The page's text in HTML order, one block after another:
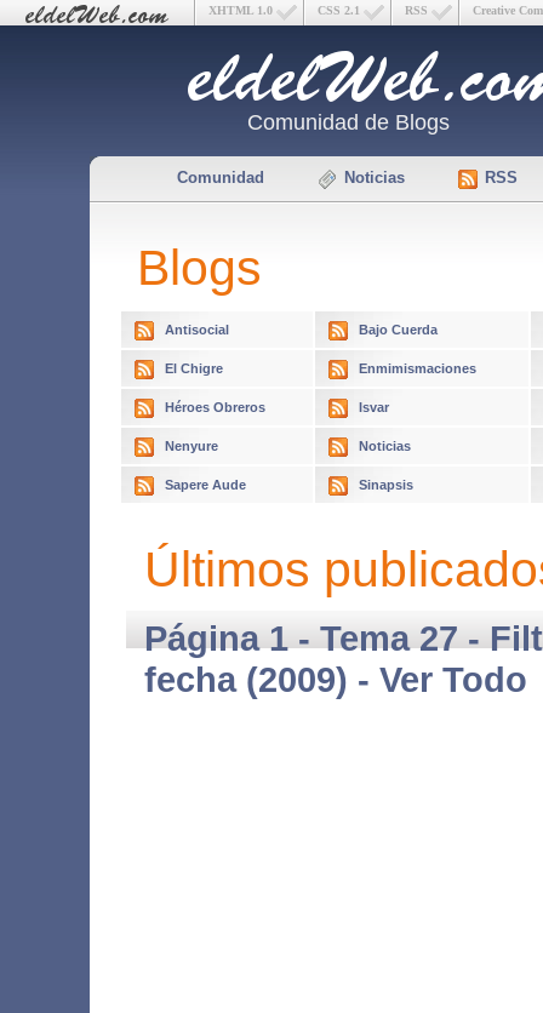
Creative
RSS
CSS 2.1
XHTML 1.0
Comunidad de Blogs
Comunidad Noticias RSS
Blogs
Antisocial Bajo Cuerda
El Chigre Enmimismaciones
Héroes Obreros Isvar
Nenyure Noticias
Sapere Aude Sinapsis
Últimos
Página 1 - Tema 27 -
fecha (2009) - Ver Todo